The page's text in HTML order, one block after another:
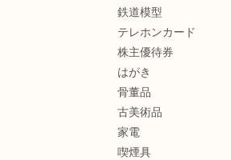
鉄道模型
テレホンカード
株主優待券
はがき
骨董品
古美術品
家電
喫煙具